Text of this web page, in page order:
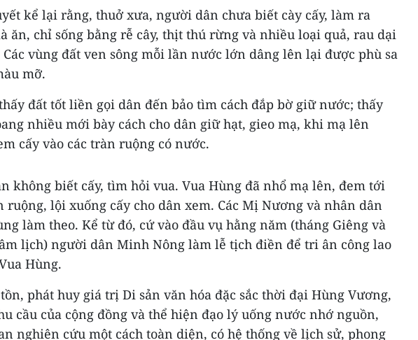
kể lại rằng, thuở xưa, người dân chưa biết cày cấy, làm ra
ăn, chỉ sống bằng rễ cây, thịt thú rừng và nhiều loại quả, rau dại
vùng đất ven sông mỗi lần nước lớn dâng lên lại được phù sa
mỡ.
đất tốt liền gọi dân đến bảo tìm cách đắp bờ giữ nước; thấy
nhiều mới bày cách cho dân giữ hạt, gieo mạ, khi mạ lên
cấy vào các tràn ruộng có nước.
không biết cấy, tìm hỏi vua. Vua Hùng đã nhổ mạ lên, đem tới
ruộng, lội xuống cấy cho dân xem. Các Mị Nương và nhân dân
làm theo. Kể từ đó, cứ vào đầu vụ hằng năm (tháng Giêng và
lịch) người dân Minh Nông làm lễ tịch điền để tri ân công lao
Hùng.
phát huy giá trị Di sản văn hóa đặc sắc thời đại Hùng Vương,
cầu của cộng đồng và thể hiện đạo lý uống nước nhớ nguồn,
nghiên cứu một cách toàn diện, có hệ thống về lịch sử, phong